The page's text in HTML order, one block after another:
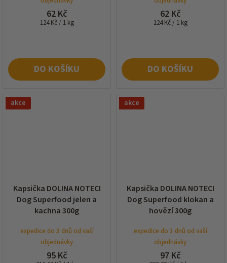
62 Kč
Měrná
124 Kč / 1 kg
DO KOŠÍKU
62 Kč
Měrná
124 Kč / 1 kg
DO KOŠÍKU
akce
Kapsička DOLINA NOTECI
Dog Superfood jelen a
kachna 300g
expedice do 3 dnů od vaší
objednávky
95 Kč
akce
Kapsička DOLINA NOTECI
Dog Superfood klokan a
hovězí 300g
expedice do 3 dnů od vaší
objednávky
97 Kč